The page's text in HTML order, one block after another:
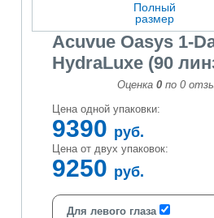
Полный
размер
Acuvue Oasys 1-
HydraLuxe (90
Оценка 0 по 0
Цена одной упаковки:
9390 руб.
Цена от двух упаковок:
9250 руб.
Для левого глаза